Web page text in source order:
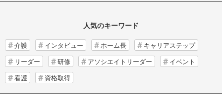
人気のキーワード
介護 インタビュー ホーム長
キャリアステップ
リーダー
研修 アソシエイトリーダー
イベント
看護
資格取得